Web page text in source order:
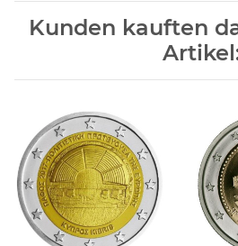
Kunden kauften